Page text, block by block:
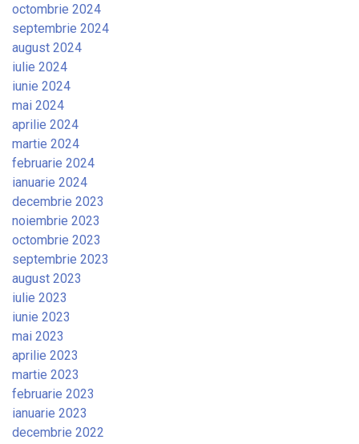
octombrie 2024
septembrie 2024
august 2024
iulie 2024
iunie 2024
mai 2024
aprilie 2024
martie 2024
februarie 2024
ianuarie 2024
decembrie 2023
noiembrie 2023
octombrie 2023
septembrie 2023
august 2023
iulie 2023
iunie 2023
mai 2023
aprilie 2023
martie 2023
februarie 2023
ianuarie 2023
decembrie 2022